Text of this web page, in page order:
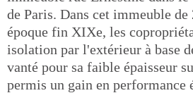
de Paris. Dans cet immeuble de
époque fin XIXe, les
isolation par l'extérieur à base
vanté pour sa faible épaisseur
permis un gain en performance